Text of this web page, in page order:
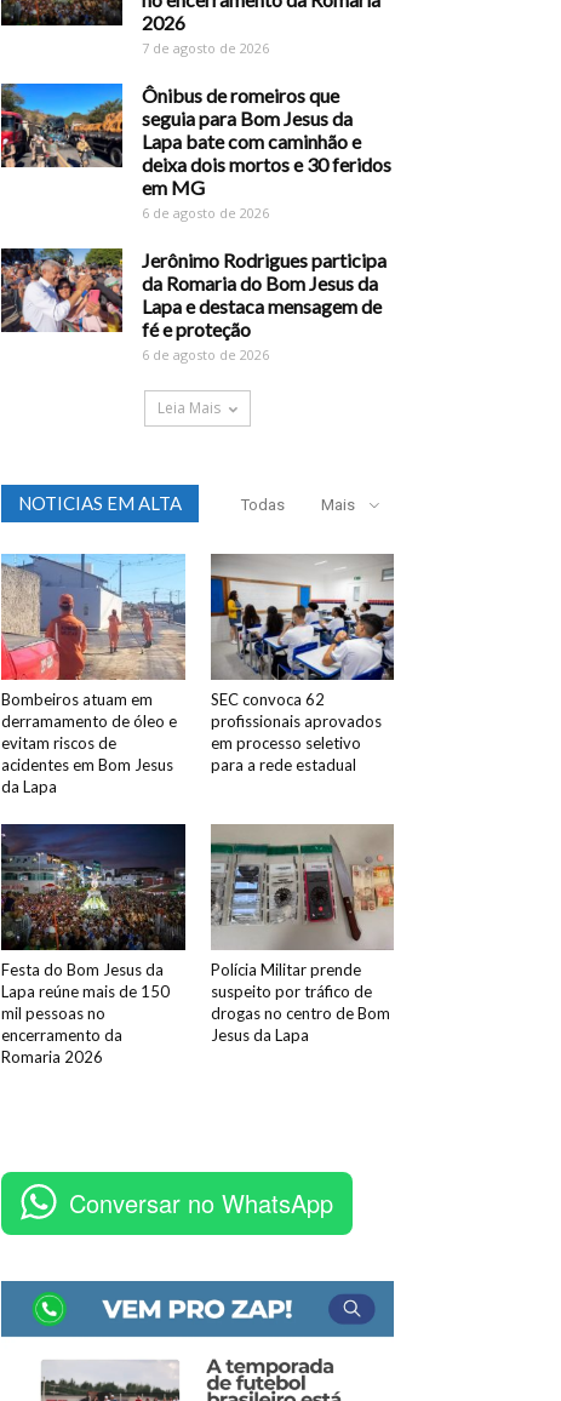
2026
7 de agosto de 2026
Ônibus de romeiros que
seguia para Bom Jesus da
Lapa bate com caminhão e
deixa dois mortos e 30 feridos
em MG
6 de agosto de 2026
Jerônimo Rodrigues participa
da Romaria do Bom Jesus da
Lapa e destaca mensagem de
fé e proteção
6 de agosto de 2026
Leia Mais
NOTICIAS EM ALTA Todas Mais
Bombeiros atuam em
derramamento de óleo e
evitam riscos de
acidentes em Bom Jesus
da Lapa
SEC convoca 62
profissionais aprovados
em processo seletivo
para a rede estadual
Festa do Bom Jesus da
Lapa reúne mais de 150
mil pessoas no
encerramento da
Romaria 2026
Polícia Militar prende
suspeito por tráfico de
drogas no centro de Bom
Jesus da Lapa
Conversar no WhatsApp